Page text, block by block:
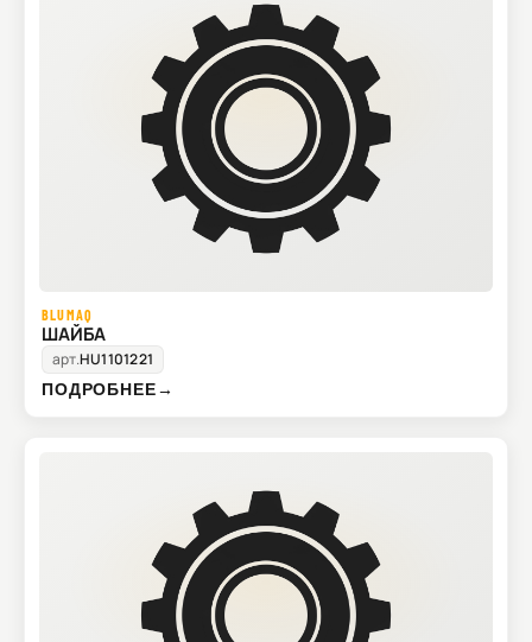
BLUMAQ
ШАЙБА
арт.HU1101221
ПОДРОБНЕЕ→